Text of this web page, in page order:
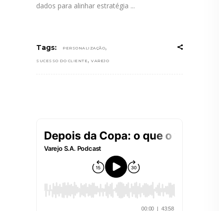
dados para alinhar estratégia
Tags: PERSONALIZAÇÃO,
SUCESSO DO CLIENTE , VAREJO